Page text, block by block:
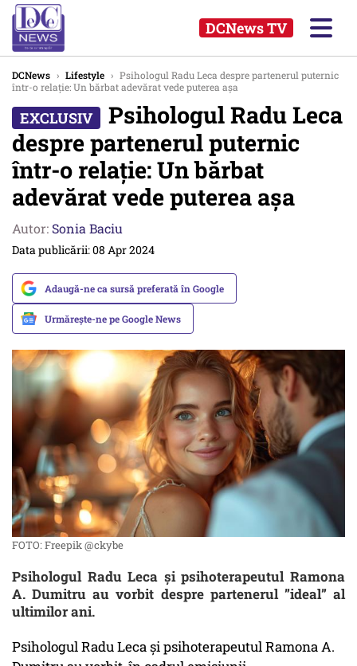
DCNews TV
DCNews › Lifestyle › Psihologul Radu Leca despre partenerul puternic
într-o relație: Un bărbat adevărat vede puterea așa
Psihologul Radu Leca
despre partenerul puternic
într-o relație: Un bărbat
adevărat vede puterea așa
Autor: Sonia Baciu
Data publicării: 08 Apr 2024
Adaugă-ne ca sursă preferată în Google
Urmărește-ne pe Google News
FOTO: Freepik @ckybe
Psihologul Radu Leca și psihoterapeutul Ramona
A. Dumitru au vorbit despre partenerul ”ideal” al
ultimilor ani.
Psihologul Radu Leca și psihoterapeutul Ramona A.